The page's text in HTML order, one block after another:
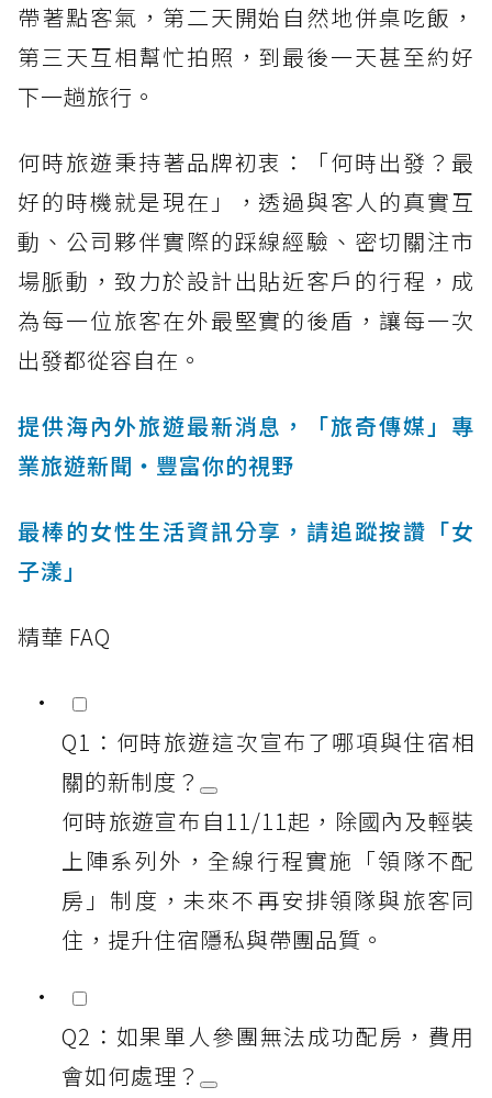
帶著點客氣，第二天開始自然地併桌吃飯，
第三天互相幫忙拍照，到最後一天甚至約好
下一趟旅行。
何時旅遊秉持著品牌初衷：「何時出發？最
好的時機就是現在」，透過與客人的真實互
動、公司夥伴實際的踩線經驗、密切關注市
場脈動，致力於設計出貼近客戶的行程，成
為每一位旅客在外最堅實的後盾，讓每一次
出發都從容自在。
提供海內外旅遊最新消息，「旅奇傳媒」專
業旅遊新聞‧豐富你的視野
最棒的女性生活資訊分享，請追蹤按讚「女
子漾」
精華 FAQ
Q1：何時旅遊這次宣布了哪項與住宿相
關的新制度？
何時旅遊宣布自11/11起，除國內及輕裝
上陣系列外，全線行程實施「領隊不配
房」制度，未來不再安排領隊與旅客同
住，提升住宿隱私與帶團品質。
Q2：如果單人參團無法成功配房，費用
會如何處理？